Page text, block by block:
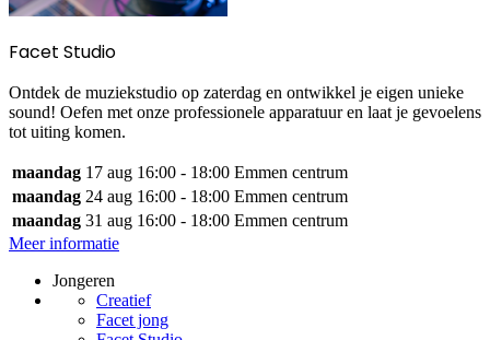
Facet Studio
Ontdek de muziekstudio op zaterdag en ontwikkel je eigen unieke
sound! Oefen met onze professionele apparatuur en laat je gevoelens
tot uiting komen.
maandag 17 aug 16:00 - 18:00 Emmen centrum
maandag 24 aug 16:00 - 18:00 Emmen centrum
maandag 31 aug 16:00 - 18:00 Emmen centrum
Meer informatie
Jongeren
Creatief
Facet jong